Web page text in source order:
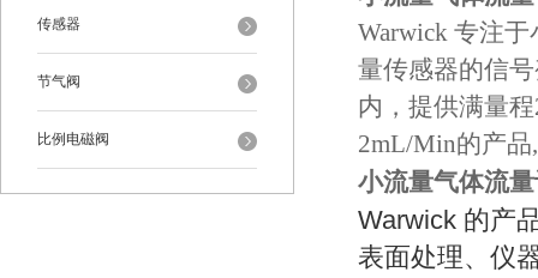
传感器
节气阀
比例电磁阀
Warwick 专注
量传感器的信
内，提供满量
2mL/Min的产
小流量气体流
Warwick 的产
表面处理、仪